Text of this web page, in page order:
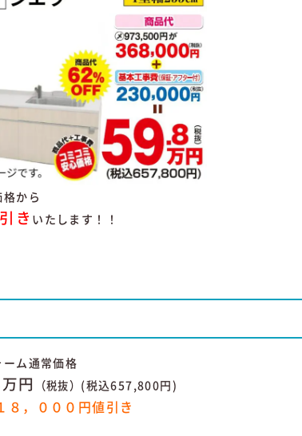
から
き いたします！！
ム通常価格
円 （税抜） (税込657,800円)
８，０００円値引き